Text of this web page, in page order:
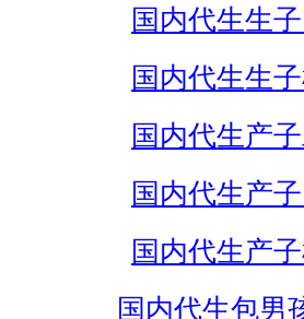
国内代生生
国内代生生
国内代生产
国内代生产
国内代生产
国内代生包男